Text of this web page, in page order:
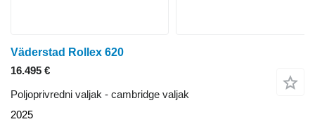
Väderstad Rollex 620
16.495 €
Poljoprivredni valjak - cambridge valjak
2025